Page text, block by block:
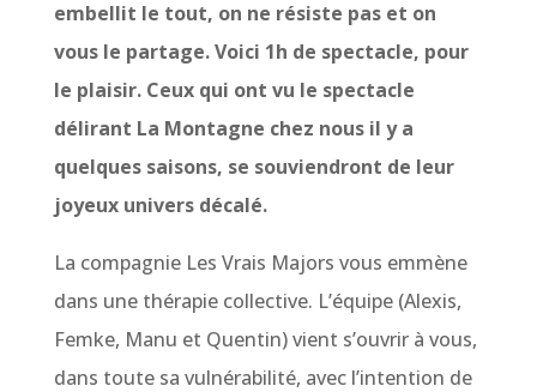
embellit le tout, on ne résiste pas et on
vous le partage. Voici 1h de spectacle, pour
le plaisir. Ceux qui ont vu le spectacle
délirant La Montagne chez nous il y a
quelques saisons, se souviendront de leur
joyeux univers décalé.
La compagnie Les Vrais Majors vous emmène
dans une thérapie collective. L’équipe (Alexis,
Femke, Manu et Quentin) vient s’ouvrir à vous,
dans toute sa vulnérabilité, avec l’intention de